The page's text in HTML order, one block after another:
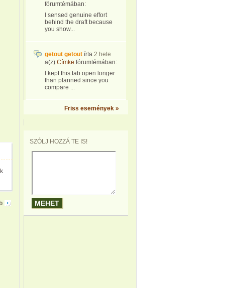
fórumtémában:
I sensed genuine effort
behind the draft because
you show...
getout getout írta 2 hete
a(z) Címke fórumtémában:
I kept this tab open longer
than planned since you
compare ...
Friss események »
SZÓLJ HOZZÁ TE IS!